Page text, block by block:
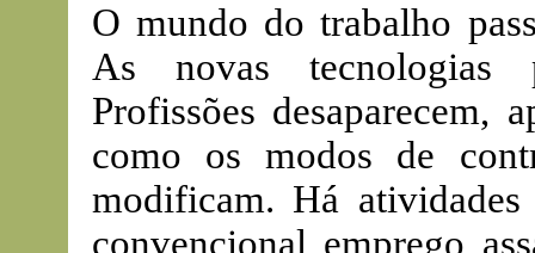
O mundo do trabalho
As novas tecnologias
Profissões desaparecem,
como os modos de
modificam. Há
convencional emprego